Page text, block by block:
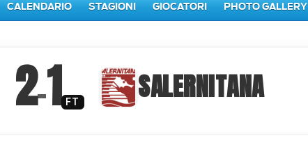
CALENDARIO STAGIONI GIOCATORI PHOTO GALLERY
2–1 FT SALERNITANA